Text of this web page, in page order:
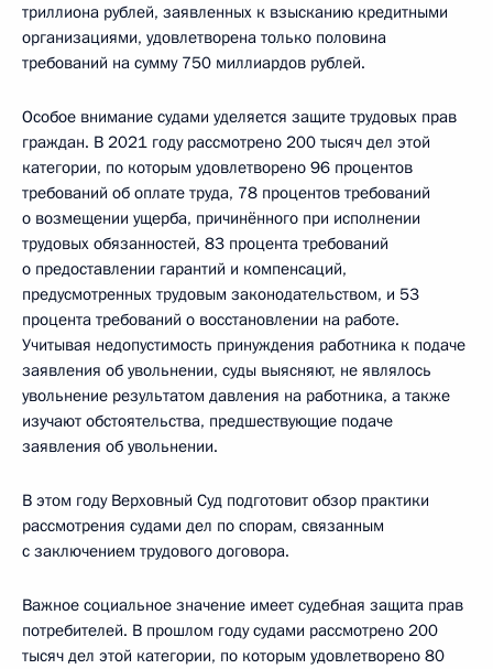
триллиона рублей, заявленных к взысканию кредитными
организациями, удовлетворена только половина
требований на сумму 750 миллиардов рублей.
Особое внимание судами уделяется защите трудовых прав
граждан. В 2021 году рассмотрено 200 тысяч дел этой
категории, по которым удовлетворено 96 процентов
требований об оплате труда, 78 процентов требований
о возмещении ущерба, причинённого при исполнении
трудовых обязанностей, 83 процента требований
о предоставлении гарантий и компенсаций,
предусмотренных трудовым законодательством, и 53
процента требований о восстановлении на работе.
Учитывая недопустимость принуждения работника к подаче
заявления об увольнении, суды выясняют, не являлось
увольнение результатом давления на работника, а также
изучают обстоятельства, предшествующие подаче
заявления об увольнении.
В этом году Верховный Суд подготовит обзор практики
рассмотрения судами дел по спорам, связанным
с заключением трудового договора.
Важное социальное значение имеет судебная защита прав
потребителей. В прошлом году судами рассмотрено 200
тысяч дел этой категории, по которым удовлетворено 80